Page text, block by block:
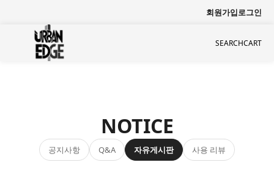
회원가입로그인
SEARCHCART
NOTICE
공지사항 Q&A 자유게시판 사용 리뷰